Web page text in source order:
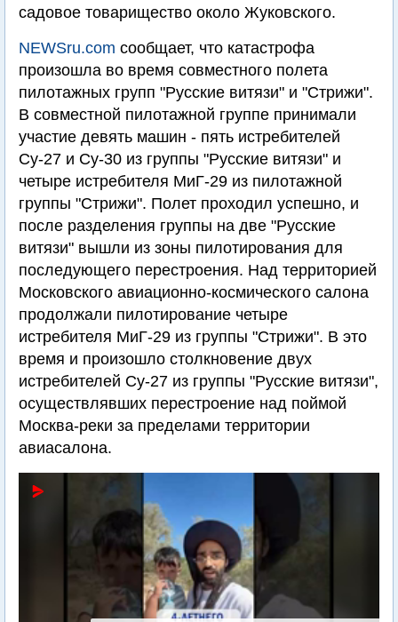
садовое товарищество около Жуковского.
NEWSru.com сообщает, что катастрофа
произошла во время совместного полета
пилотажных групп "Русские витязи" и "Стрижи".
В совместной пилотажной группе принимали
участие девять машин - пять истребителей
Су-27 и Су-30 из группы "Русские витязи" и
четыре истребителя МиГ-29 из пилотажной
группы "Стрижи". Полет проходил успешно, и
после разделения группы на две "Русские
витязи" вышли из зоны пилотирования для
последующего перестроения. Над территорией
Московского авиационно-космического салона
продолжали пилотирование четыре
истребителя МиГ-29 из группы "Стрижи". В это
время и произошло столкновение двух
истребителей Су-27 из группы "Русские витязи",
осуществлявших перестроение над поймой
Москва-реки за пределами территории
авиасалона.